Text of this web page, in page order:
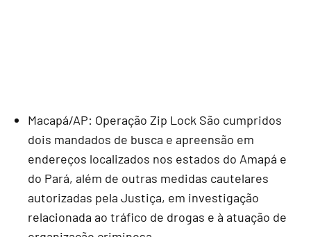
Macapá/AP: Operação Zip Lock São cumpridos
dois mandados de busca e apreensão em
endereços localizados nos estados do Amapá e
do Pará, além de outras medidas cautelares
autorizadas pela Justiça, em investigação
relacionada ao tráfico de drogas e à atuação de